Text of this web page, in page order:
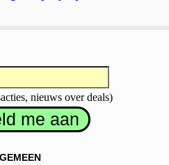
nieuws over deals)